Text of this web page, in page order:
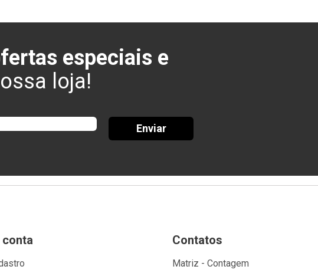
especiais e
loja!
Enviar
conta Contatos
Matriz - Contagem